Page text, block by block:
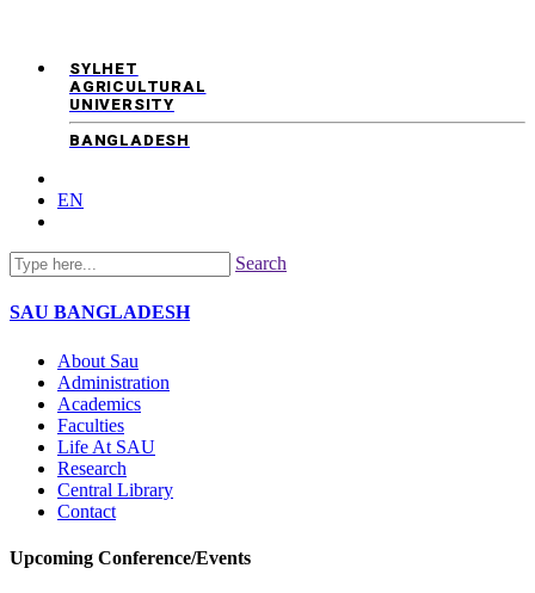
SYLHET
AGRICULTURAL
UNIVERSITY
BANGLADESH
EN
Search
SAU BANGLADESH
About Sau
Administration
Academics
Faculties
Life At SAU
Research
Central Library
Contact
Upcoming Conference/Events